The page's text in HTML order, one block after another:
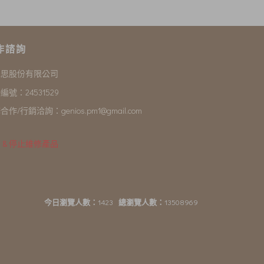
諮詢
股份有限公司
號：24531529
作/行銷洽詢：genios.pm1@gmail.com
& 停止維修產品
今日瀏覽人數： 1423 總瀏覽人數： 13508969